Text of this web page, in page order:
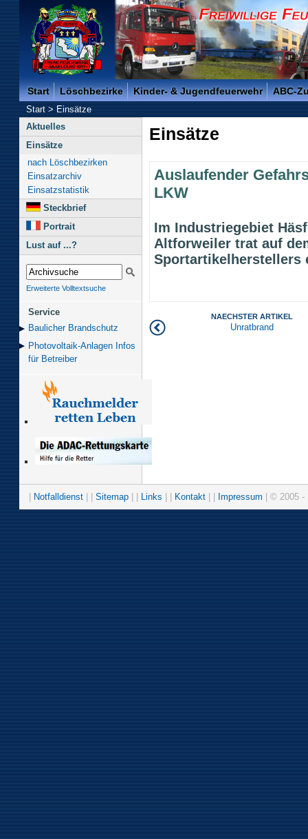
Freiwillige Feuerwehr der Kreisstadt Saarlouis -
Start Löschbezirke Kinder- & Jugendfeuerwehr ABC-
Start>Einsätze
Aktuelles
Einsätze
nach Löschbezirken
Einsatzarchiv
Einsatzstatistik
Steckbrief
Portrait
Lust auf ...?
Erweiterte Volltextsuche
Service
Baulicher Brand­schutz
Photovoltaik-Anlagen Infos
für Betreiber
Einsätze
Auslaufender
LKW
Im Industriegebiet
Altforweiler trat auf
Sportartikelherstellers
NAECHSTER ARTIKEL
Unratbrand
Notfalldienst Sitemap Links Kontakt Impressum | © 2005 -